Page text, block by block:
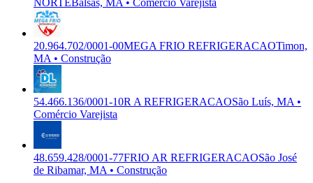
NORTEBalsas, MA • Comércio Varejista
20.964.702/0001-00MEGA FRIO REFRIGERACAOTimon,
MA • Construção
54.466.136/0001-10R A REFRIGERACAOSão Luís, MA •
Comércio Varejista
48.659.428/0001-77FRIO AR REFRIGERACAOSão José
de Ribamar, MA • Construção